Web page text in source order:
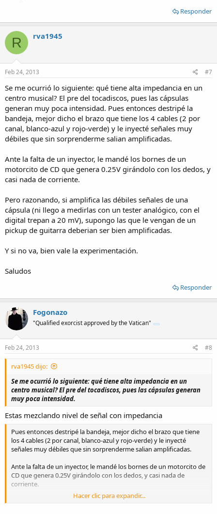
Responder
R rva1945
Feb 24, 2013 #7
Se me ocurrió lo siguiente: qué tiene alta impedancia en un
centro musical? El pre del tocadiscos, pues las cápsulas
generan muy poca intensidad. Pues entonces destripé la
bandeja, mejor dicho el brazo que tiene los 4 cables (2 por
canal, blanco-azul y rojo-verde) y le inyecté señales muy
débiles que sin sorprenderme salian amplificadas.
Ante la falta de un inyector, le mandé los bornes de un
motorcito de CD que genera 0.25V girándolo con los dedos, y
casi nada de corriente.
Pero razonando, si amplifica las débiles señales de una
cápsula (ni llego a medirlas con un tester analógico, con el
digital trepan a 20 mV), supongo las que le vengan de un
pickup de guitarra deberian ser bien amplificadas.
Y si no va, bien vale la experimentación.
Saludos
Responder
Fogonazo
"Qualified exorcist approved by the Vatican"
Feb 24, 2013 #8
rva1945 dijo:
Se me ocurrió lo siguiente: qué tiene alta impedancia en un
centro musical? El pre del tocadiscos, pues las cápsulas generan
muy poca intensidad.
Estas mezclando nivel de señal con impedancia
Pues entonces destripé la bandeja, mejor dicho el brazo que tiene
los 4 cables (2 por canal, blanco-azul y rojo-verde) y le inyecté
señales muy débiles que sin sorprenderme salian amplificadas.
Ante la falta de un inyector, le mandé los bornes de un motorcito de
CD que genera 0.25V girándolo con los dedos, y casi nada de
corriente.
Pero razonando, si amplifica las débiles señales de una cápsula (ni
Hacer clic para expandir...